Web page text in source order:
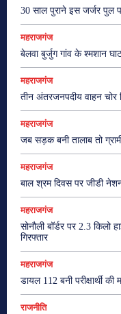
30 साल पुराने इस जर्जर पुल
महराजगंज
बेलवा बुर्जुग गांव के श्मशान
महराजगंज
तीन अंतरजनपदीय वाहन चोर
महराजगंज
जब सड़क बनी तालाब तो
महराजगंज
बाल श्रम दिवस पर जीडी
महराजगंज
सोनौली बॉर्डर पर 2.3 किलो
गिरफ्तार
महराजगंज
डायल 112 बनी परीक्षार्थी
राजनीति